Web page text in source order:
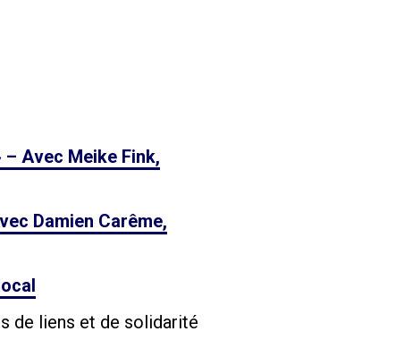
– Avec Meike Fink,
Damien Carême,
de liens et de solidarité